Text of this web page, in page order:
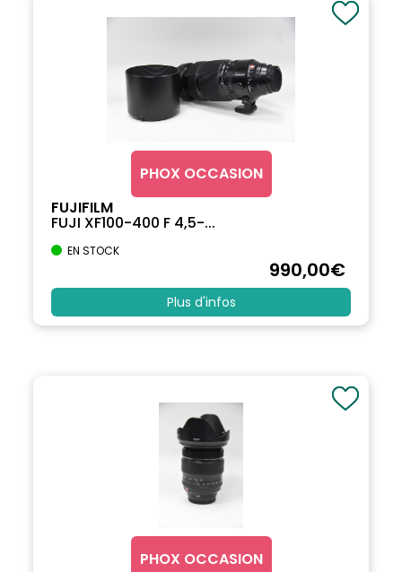
PHOX OCCASION
FUJIFILM
FUJI XF100-400 F 4,5-...
EN STOCK
990,00€
Plus d'infos
PHOX OCCASION